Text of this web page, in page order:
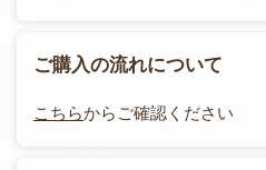
ご購入の流れについて
こちらからご確認ください